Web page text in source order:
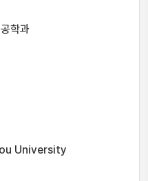
학과
University